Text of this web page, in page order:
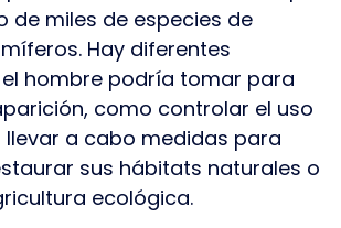
de miles de especies de
Hay diferentes
hombre podría tomar para
como controlar el uso
llevar a cabo medidas para
sus hábitats naturales o
ecológica.